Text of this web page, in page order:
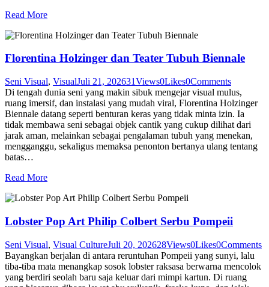
Read More
Florentina Holzinger dan Teater Tubuh Biennale
Seni Visual, VisualJuli 21, 202631Views0Likes0Comments
Di tengah dunia seni yang makin sibuk mengejar visual mulus,
ruang imersif, dan instalasi yang mudah viral, Florentina Holzinger
Biennale datang seperti benturan keras yang tidak minta izin. Ia
tidak membawa seni sebagai objek cantik yang cukup dilihat dari
jarak aman, melainkan sebagai pengalaman tubuh yang menekan,
mengganggu, sekaligus memaksa penonton bertanya ulang tentang
batas…
Read More
Lobster Pop Art Philip Colbert Serbu Pompeii
Seni Visual, Visual CultureJuli 20, 202628Views0Likes0Comments
Bayangkan berjalan di antara reruntuhan Pompeii yang sunyi, lalu
tiba-tiba mata menangkap sosok lobster raksasa berwarna mencolok
yang berdiri seolah baru saja keluar dari mimpi kartun. Di ruang